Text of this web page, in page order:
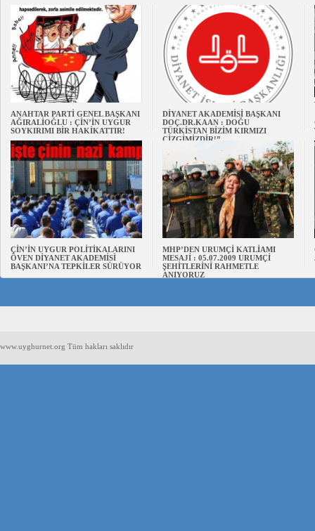
ANAHTAR PARTİ GENEL BAŞKANI
AĞIRALİOĞLU : ÇİN’İN UYGUR
SOYKIRIMI BİR HAKİKATTIR!
DİYANET AKADEMİSİ BAŞKANI
DOÇ.DR.KAAN : DOĞU
TÜRKİSTAN BİZİM KIRMIZI
ÇİZGİMİZDİR!”
ÇİN’İN UYGUR POLİTİKALARINI
ÖVEN DİYANET AKADEMİSİ
BAŞKANI’NA TEPKİLER SÜRÜYOR
MHP’DEN URUMÇİ KATLİAMI
MESAJİ : 05.07.2009 URUMÇİ
ŞEHİTLERİNİ RAHMETLE
ANIYORUZ
www.uyghurnet.org Tüm hakları saklıdır